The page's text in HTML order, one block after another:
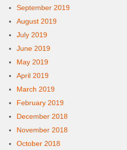
September 2019
August 2019
July 2019
June 2019
May 2019
April 2019
March 2019
February 2019
December 2018
November 2018
October 2018